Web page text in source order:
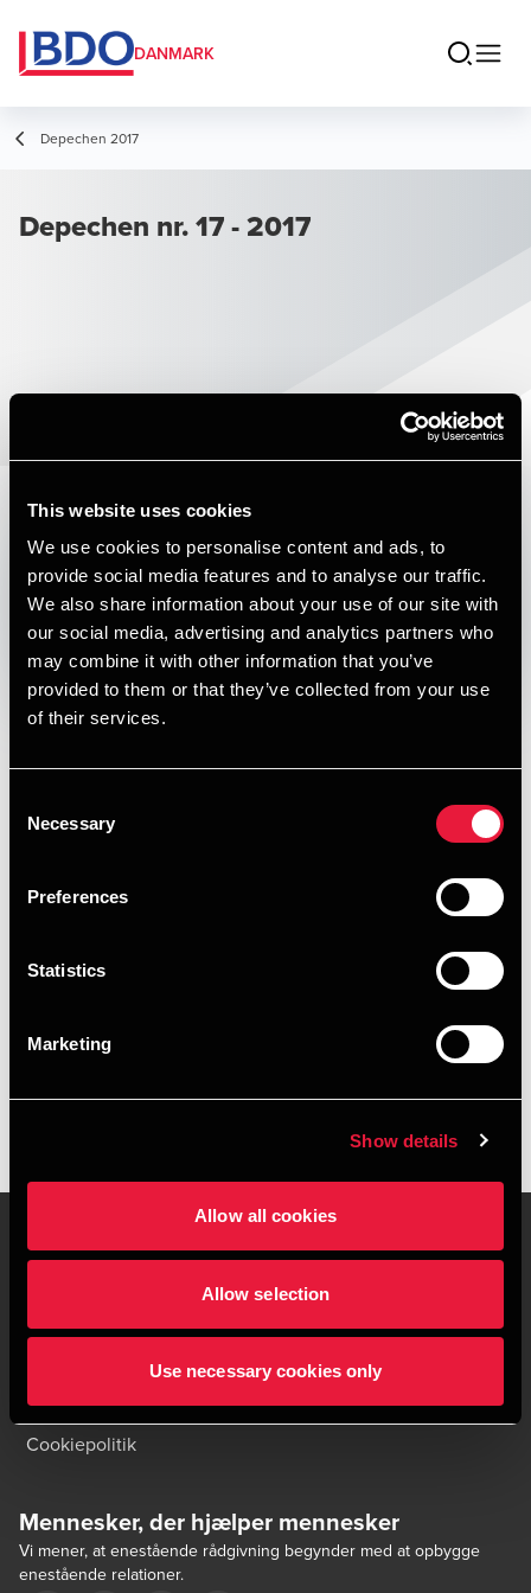
This website uses cookies
We use cookies to personalise content and ads, to
provide social media features and to analyse our traffic.
We also share information about your use of our site with
our social media, advertising and analytics partners who
may combine it with other information that you’ve
provided to them or that they’ve collected from your use
of their services.
Selection
Necessary
Preferences
Statistics
Marketing
Show details
Allow all cookies
Allow selection
Use necessary cookies only
DANMARK
Depechen 2017
Depechen nr. 17 - 2017
I denne udgave af vores nyhedsbrev om skat, moms og
regnskab kan du læse om:
Hvor skal du betale kommuneskat i 2018?
5 skattetips til nybagte ejere af forældrelejligheder
HENT DEPECHEN SOM PDF
indsigter i din indbakke
DEPECHEN NYHEDSBREV
Published: August 23, 2017
Opens In A New Window/tab
Opens In A New Window/tab
Opens In A New Window/tab
Opens In A New Window/tab
Kontorsteder
Juridisk og privatliv
Support
Cookiepolitik
Mennesker, der hjælper mennesker
Vi mener, at enestående rådgivning begynder med at opbygge
enestående relationer.